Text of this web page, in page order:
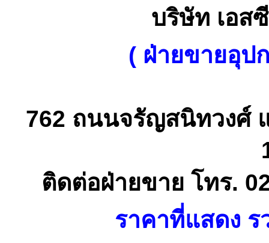
บริษัท เอส
( ฝ่ายขายอุป
762 ถนนจรัญสนิทวงศ์
ติดต่อฝ่ายขาย โทร.
ราคาที่แสดง